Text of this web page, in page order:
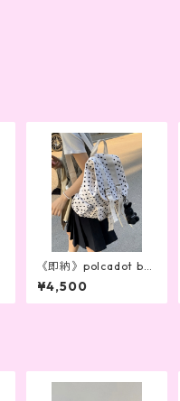
《即納》polcadot ba
ckpack（2color）
¥4,500